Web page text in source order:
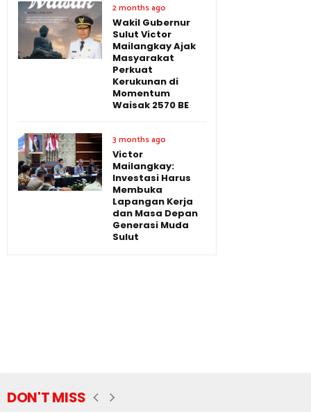
2 months ago
Wakil Gubernur
Sulut Victor
Mailangkay Ajak
Masyarakat
Perkuat
Kerukunan di
Momentum
Waisak 2570 BE
3 months ago
Victor
Mailangkay:
Investasi Harus
Membuka
Lapangan Kerja
dan Masa Depan
Generasi Muda
Sulut
DON'T MISS